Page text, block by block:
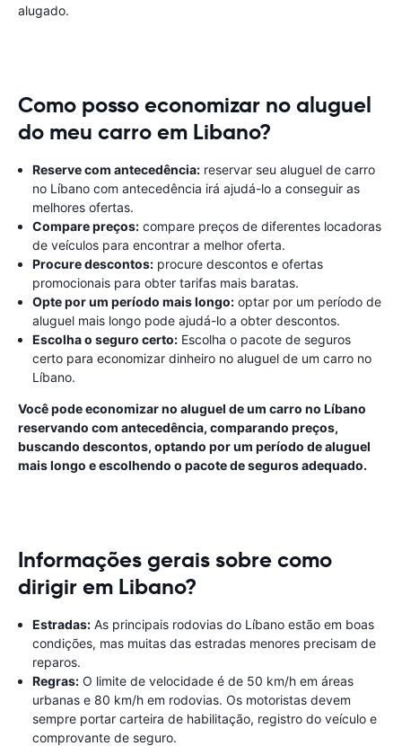
alugado.
Como posso economizar no aluguel
do meu carro em Libano?
Reserve com antecedência: reservar seu aluguel de carro
no Líbano com antecedência irá ajudá-lo a conseguir as
melhores ofertas.
Compare preços: compare preços de diferentes locadoras
de veículos para encontrar a melhor oferta.
Procure descontos: procure descontos e ofertas
promocionais para obter tarifas mais baratas.
Opte por um período mais longo: optar por um período de
aluguel mais longo pode ajudá-lo a obter descontos.
Escolha o seguro certo: Escolha o pacote de seguros
certo para economizar dinheiro no aluguel de um carro no
Líbano.
Você pode economizar no aluguel de um carro no Líbano
reservando com antecedência, comparando preços,
buscando descontos, optando por um período de aluguel
mais longo e escolhendo o pacote de seguros adequado.
Informações gerais sobre como
dirigir em Libano?
Estradas: As principais rodovias do Líbano estão em boas
condições, mas muitas das estradas menores precisam de
reparos.
Regras: O limite de velocidade é de 50 km/h em áreas
urbanas e 80 km/h em rodovias. Os motoristas devem
sempre portar carteira de habilitação, registro do veículo e
comprovante de seguro.